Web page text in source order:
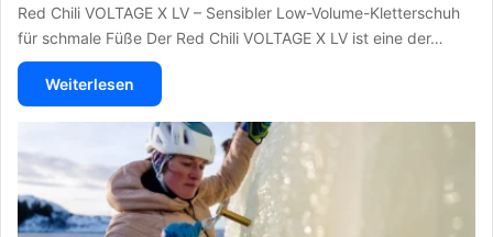
Red Chili VOLTAGE X LV – Sensibler Low-Volume-Kletterschuh
für schmale Füße Der Red Chili VOLTAGE X LV ist eine der…
Weiterlesen